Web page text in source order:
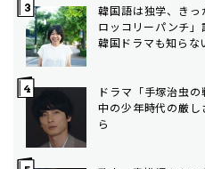
韓国語は独学、き
ロッコリーパンチ
韓国ドラマも知らな
ドラマ「手塚治虫
中の少年時代の厳
ら